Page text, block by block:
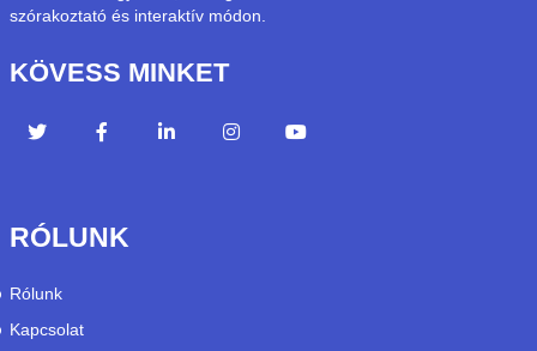
szórakoztató és interaktív módon.
KÖVESS MINKET
RÓLUNK
Rólunk
Kapcsolat